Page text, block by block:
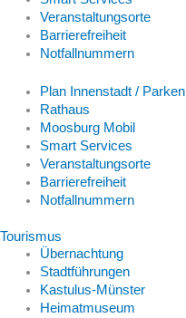
Veranstaltungsorte
Barrierefreiheit
Notfallnummern
Plan Innenstadt / Parken
Rathaus
Moosburg Mobil
Smart Services
Veranstaltungsorte
Barrierefreiheit
Notfallnummern
Tourismus
Übernachtung
Stadtführungen
Kastulus-Münster
Heimatmuseum